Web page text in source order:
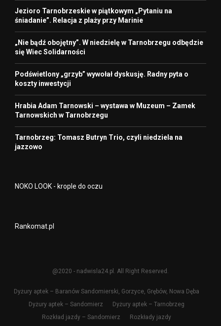
Jezioro Tarnobrzeskie w piątkowym „Pytaniu na
śniadanie”. Relacja z plaży przy Marinie
„Nie bądź obojętny”. W niedzielę w Tarnobrzegu odbędzie
się Wiec Solidarności
Podświetlony „grzyb” wywołał dyskusję. Radny pyta o
koszty inwestycji
Hrabia Adam Tarnowski – wystawa w Muzeum – Zamek
Tarnowskich w Tarnobrzegu
Tarnobrzeg: Tomasz Butryn Trio, czyli niedziela na
jazzowo
NOKO LOOK - krople do oczu
Rankomat.pl
@2020 - nadwisla24.pl. All Right Reserved.
Dyżury aptek – Baranów Sandomierski, Gorzyce, Grębów, Nowa Dęba
Dyżury aptek – Sandomierz
Dyżury aptek – Tarnobrzeg
Rozkład jazdy – Sandomierz
Rozkłady jazdy